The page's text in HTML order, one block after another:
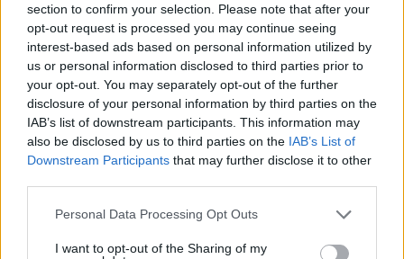
section to confirm your selection. Please note that after your
opt-out request is processed you may continue seeing
interest-based ads based on personal information utilized by
us or personal information disclosed to third parties prior to
your opt-out. You may separately opt-out of the further
disclosure of your personal information by third parties on the
IAB’s list of downstream participants. This information may
also be disclosed by us to third parties on the IAB’s List of
Downstream Participants that may further disclose it to other
Please note that this website/app uses one or more Google
not limited to your visit or usage behaviour. You may click to
Personal Data Processing Opt Outs
I want to opt-out of the Sharing of my
ΡΟΗ ΕΙΔΗΣΕΩΝ
Ειδήσεις Δημοφιλή Σχολιασμένα
Αυτό το ανδρικό σώμα κερδίζει τις εντυπώσεις,
σύμφωνα με έρευνα – Και δεν έχει κοιλιακούς!
πριν 10 λεπτά
Κλείνει τα μεσάνυχτα ο λόφος Φινόπουλου στην Αθήνα
πριν 17 λεπτά
Αργεντινή, Μπαρτσελόνα και Ρεάλ Μαδρίτης